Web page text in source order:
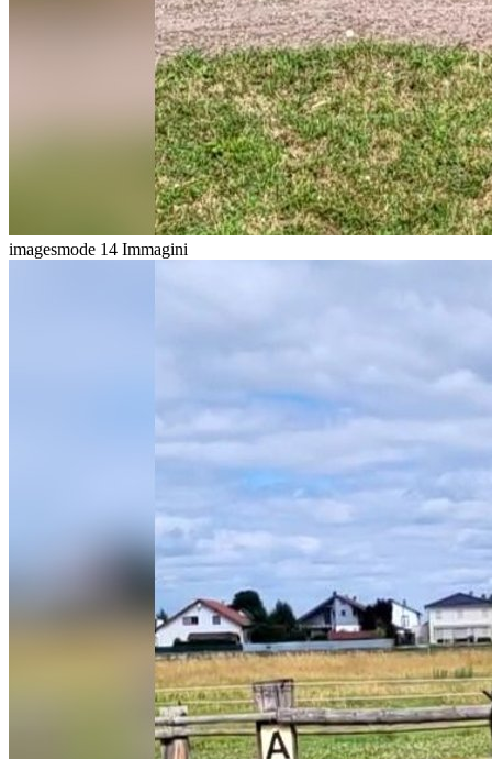
imagesmode 14 Immagini